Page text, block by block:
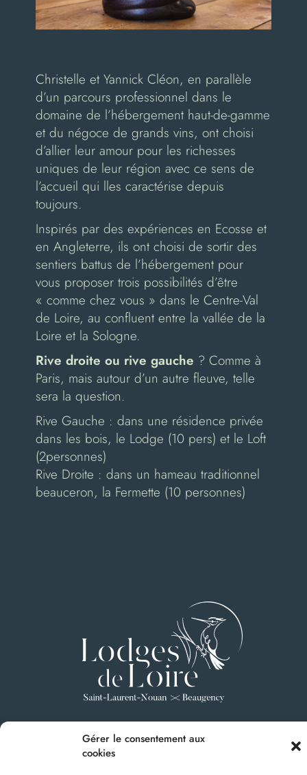
Gérer le consentement aux
cookies
Christelle et Yannick Cléon, en parallèle
d’un parcours professionnel dans le
domaine de l’hébergement haut-de-gamme
et du négoce de grands vins, ont choisi
d’allier leur amour pour les richesses
uniques de leur région avec ce sens de
l’accueil qui lles caractérise depuis
toujours.
Inspirés par des expériences en Ecosse et
en Angleterre, ils ont choisi de sortir des
sentiers battus de l’hébergement pour
vous proposer trois possibilités d’être
« comme chez vous » dans le Centre-Val
de Loire, au confluent entre la vallée de la
Loire et la Sologne.
Rive droite ou rive gauche ? Comme à
Paris, mais autour d’un autre fleuve, telle
sera la question.
Rive Gauche : dans une résidence privée
dans les bois, le Lodge (10 pers) et le Loft
(2personnes)
Rive Droite : dans un hameau traditionnel
beauceron, la Fermette (10 personnes)
Réserver Nous contacter